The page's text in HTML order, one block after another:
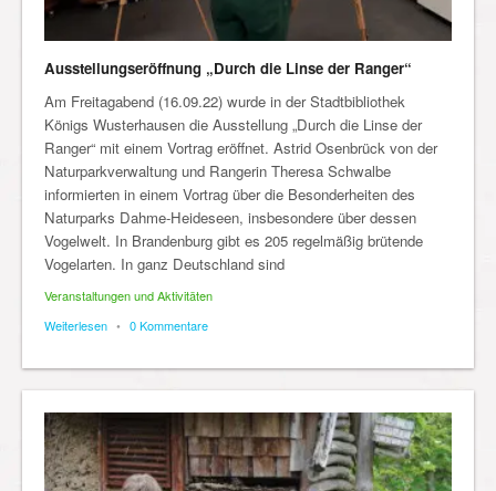
Ausstellungseröffnung „Durch die Linse der Ranger“
Am Freitagabend (16.09.22) wurde in der Stadtbibliothek
Königs Wusterhausen die Ausstellung „Durch die Linse der
Ranger“ mit einem Vortrag eröffnet. Astrid Osenbrück von der
Naturparkverwaltung und Rangerin Theresa Schwalbe
informierten in einem Vortrag über die Besonderheiten des
Naturparks Dahme-Heideseen, insbesondere über dessen
Vogelwelt. In Brandenburg gibt es 205 regelmäßig brütende
Vogelarten. In ganz Deutschland sind
Veranstaltungen und Aktivitäten
Weiterlesen • 0 Kommentare